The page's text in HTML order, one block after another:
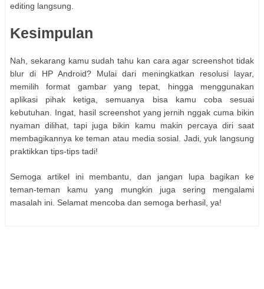
editing langsung.
Kesimpulan
Nah, sekarang kamu sudah tahu kan cara agar screenshot tidak
blur di HP Android? Mulai dari meningkatkan resolusi layar,
memilih format gambar yang tepat, hingga menggunakan
aplikasi pihak ketiga, semuanya bisa kamu coba sesuai
kebutuhan. Ingat, hasil screenshot yang jernih nggak cuma bikin
nyaman dilihat, tapi juga bikin kamu makin percaya diri saat
membagikannya ke teman atau media sosial. Jadi, yuk langsung
praktikkan tips-tips tadi!
Semoga artikel ini membantu, dan jangan lupa bagikan ke
teman-teman kamu yang mungkin juga sering mengalami
masalah ini. Selamat mencoba dan semoga berhasil, ya!